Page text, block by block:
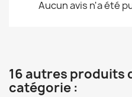
Aucun avis n'a été
16 autres produits
catégorie :